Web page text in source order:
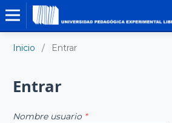
Inicio / Entrar
Entrar
Nombre usuario *